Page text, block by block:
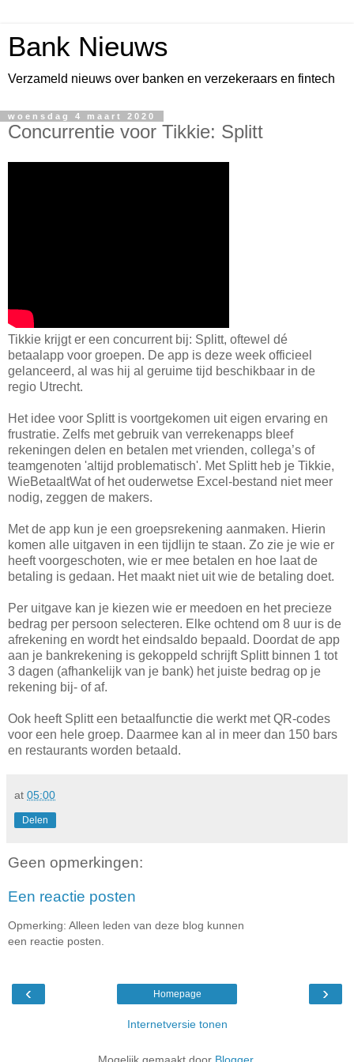
Bank Nieuws
Verzameld nieuws over banken en verzekeraars en fintech
woensdag 4 maart 2020
Concurrentie voor Tikkie: Splitt
Tikkie krijgt er een concurrent bij: Splitt, oftewel dé
betaalapp voor groepen. De app is deze week officieel
gelanceerd, al was hij al geruime tijd beschikbaar in de
regio Utrecht.
Het idee voor Splitt is voortgekomen uit eigen ervaring en
frustratie. Zelfs met gebruik van verrekenapps bleef
rekeningen delen en betalen met vrienden, collega’s of
teamgenoten 'altijd problematisch'. Met Splitt heb je Tikkie,
WieBetaaltWat of het ouderwetse Excel-bestand niet meer
nodig, zeggen de makers.
Met de app kun je een groepsrekening aanmaken. Hierin
komen alle uitgaven in een tijdlijn te staan. Zo zie je wie er
heeft voorgeschoten, wie er mee betalen en hoe laat de
betaling is gedaan. Het maakt niet uit wie de betaling doet.
Per uitgave kan je kiezen wie er meedoen en het precieze
bedrag per persoon selecteren. Elke ochtend om 8 uur is de
afrekening en wordt het eindsaldo bepaald. Doordat de app
aan je bankrekening is gekoppeld schrijft Splitt binnen 1 tot
3 dagen (afhankelijk van je bank) het juiste bedrag op je
rekening bij- of af.
Ook heeft Splitt een betaalfunctie die werkt met QR-codes
voor een hele groep. Daarmee kan al in meer dan 150 bars
en restaurants worden betaald.
at 05:00
Delen
Geen opmerkingen:
Een reactie posten
Opmerking: Alleen leden van deze blog kunnen
een reactie posten.
‹ ›
Homepage
Internetversie tonen